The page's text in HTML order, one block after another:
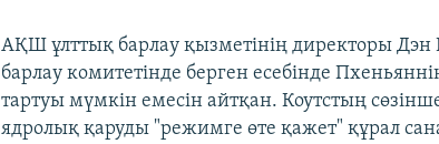
АҚШ ұлттық барлау қызметінің директоры Дэн
барлау комитетінде берген есебінде
тартуы мүмкін емесін айтқан. Коутстың
ядролық қаруды "режимге өте қажет" құрал